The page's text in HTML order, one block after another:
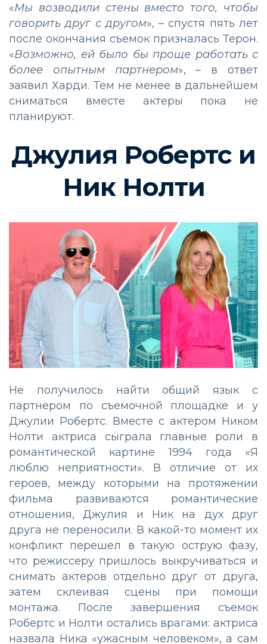
«Мы возводили стены вместо того, чтобы
говорить друг с другом», – спустя пять лет
после окончания съемок призналась Терон.
«Возможно, ей было бы проще работать с
более опытным партнером», – в ответ
заявил Харди. Тем не менее в дальнейшем
сниматься вместе актеры пока не
планируют.
Джулия Робертс и
Ник Нолти
Не получилось найти общий язык с
партнером по съемочной площадке и у
Джулии Робертс. Вместе с актером Ником
Нолти актриса сыграла главные роли в
романтической картине 1994 года «Я
люблю неприятности». В отличие от их
героев, между которыми на протяжении
фильма развиваются романтические
отношения, Джулия и Ник на дух друг
друга не переносили. В какой-то момент их
конфликт перешел в такую острую фазу,
что режиссеру пришлось выкручиваться и
снимать актеров отдельно друг от друга,
затем склеивая сцены при помощи
монтажа. После завершения съемок
Робертс и Нолти остались врагами: актриса
назвала Ника «ужасным человеком», а сам